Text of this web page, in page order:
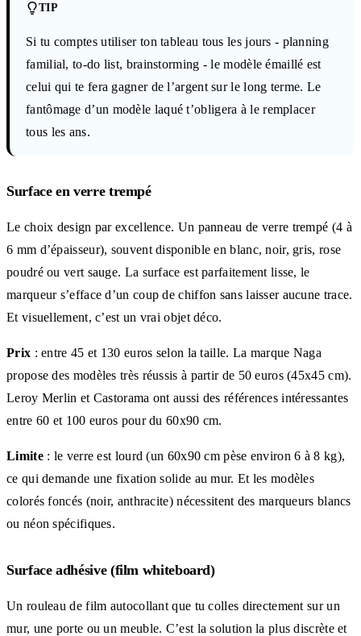
TIP
Si tu comptes utiliser ton tableau tous les jours - planning
familial, to-do list, brainstorming - le modèle émaillé est
celui qui te fera gagner de l’argent sur le long terme. Le
fantômage d’un modèle laqué t’obligera à le remplacer
tous les ans.
Surface en verre trempé
Le choix design par excellence. Un panneau de verre trempé (4 à
6 mm d’épaisseur), souvent disponible en blanc, noir, gris, rose
poudré ou vert sauge. La surface est parfaitement lisse, le
marqueur s’efface d’un coup de chiffon sans laisser aucune trace.
Et visuellement, c’est un vrai objet déco.
Prix : entre 45 et 130 euros selon la taille. La marque Naga
propose des modèles très réussis à partir de 50 euros (45x45 cm).
Leroy Merlin et Castorama ont aussi des références intéressantes
entre 60 et 100 euros pour du 60x90 cm.
Limite: le verre est lourd (un 60x90 cm pèse environ 6 à 8 kg),
ce qui demande une fixation solide au mur. Et les modèles
colorés foncés (noir, anthracite) nécessitent des marqueurs blancs
ou néon spécifiques.
Surface adhésive (film whiteboard)
Un rouleau de film autocollant que tu colles directement sur un
mur, une porte ou un meuble. C’est la solution la plus discrète et